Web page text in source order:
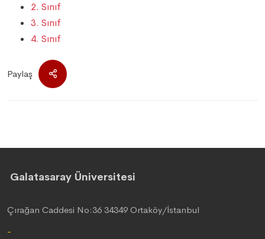
2. Sınıf
3. Sınıf
4. Sınıf
Paylaş
Galatasaray Üniversitesi
Çırağan Caddesi No:36 34349 Ortaköy/İstanbul
-